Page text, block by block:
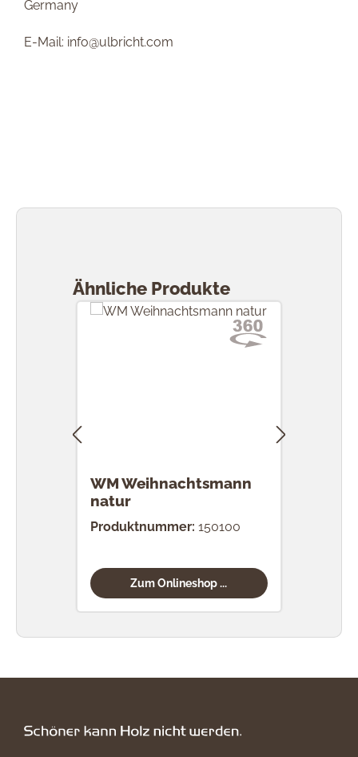
Germany
E-Mail: info@ulbricht.com
Ähnliche Produkte
WM Weihnachtsmann
natur
Produktnummer: 150100
Zum Onlineshop ...